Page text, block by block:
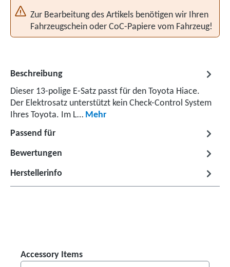
Zur Bearbeitung des Artikels benötigen wir Ihren
Fahrzeugschein oder CoC-Papiere vom Fahrzeug!
Beschreibung
Dieser 13-polige E-Satz passt für den Toyota Hiace.
Der Elektrosatz unterstützt kein Check-Control System
Ihres Toyota. Im L… Mehr
Passend für
Bewertungen
Herstellerinfo
Produktgalerie überspringen
Accessory Items